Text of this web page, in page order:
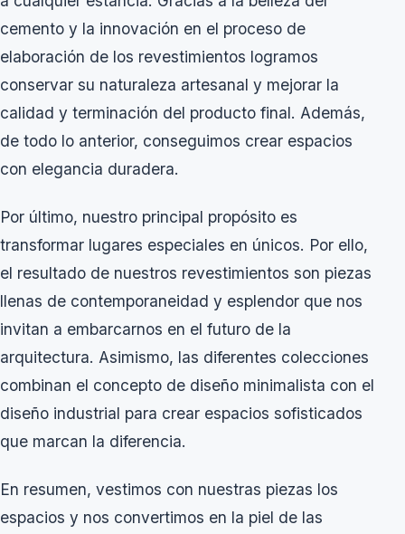
cemento y la innovación en el proceso de
elaboración de los revestimientos logramos
conservar su naturaleza artesanal y mejorar la
calidad y terminación del producto final. Además,
de todo lo anterior, conseguimos crear espacios
con elegancia duradera.
Por último, nuestro principal propósito es
transformar lugares especiales en únicos. Por ello,
el resultado de nuestros revestimientos son piezas
llenas de contemporaneidad y esplendor que nos
invitan a embarcarnos en el futuro de la
arquitectura. Asimismo, las diferentes colecciones
combinan el concepto de diseño minimalista con el
diseño industrial para crear espacios sofisticados
que marcan la diferencia.
En resumen, vestimos con nuestras piezas los
espacios y nos convertimos en la piel de las